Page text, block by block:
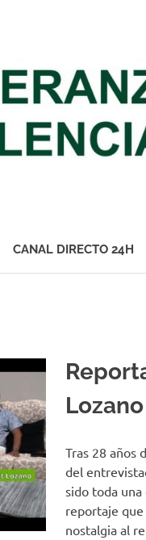
CANAL DIRECTO 24H
Lozano
Tras 28 años
del
sido toda
reportaje que
nostalgia al